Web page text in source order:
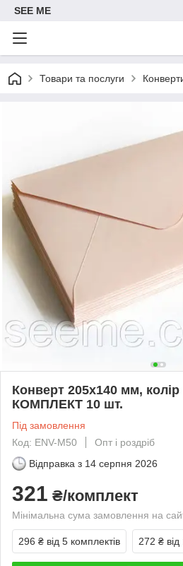
SEE ME
Товари та послуги
Конверт 205x140 мм,
КОМПЛЕКТ 10 шт.
Під замовлення
Код: ENV-M50
Опт і роздріб
Відправка з 14 серпня 2026
321 ₴/комплект
Мінімальна сума замовлення на
296 ₴ від 5 комплектів 272 ₴